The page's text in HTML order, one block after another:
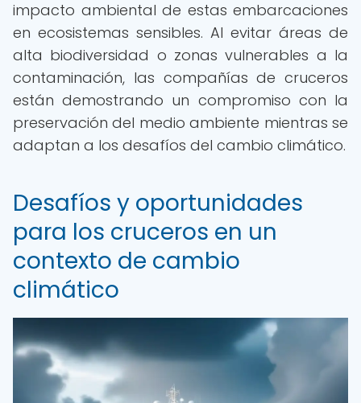
impacto ambiental de estas embarcaciones
en ecosistemas sensibles. Al evitar áreas de
alta biodiversidad o zonas vulnerables a la
contaminación, las compañías de cruceros
están demostrando un compromiso con la
preservación del medio ambiente mientras se
adaptan a los desafíos del cambio climático.
Desafíos y oportunidades
para los cruceros en un
contexto de cambio
climático